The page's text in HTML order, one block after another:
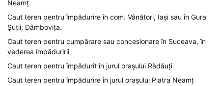
Neamț
Caut teren pentru împădurire în com. Vânători, Iași sau în Gura
Șuții, Dâmbovița.
Caut teren pentru cumpărare sau concesionare în Suceava, în
vederea împăduririi
Caut teren pentru împădurit în jurul orașului Rădăuți
Caut teren pentru împădurire în jurul orașului Piatra Neamț